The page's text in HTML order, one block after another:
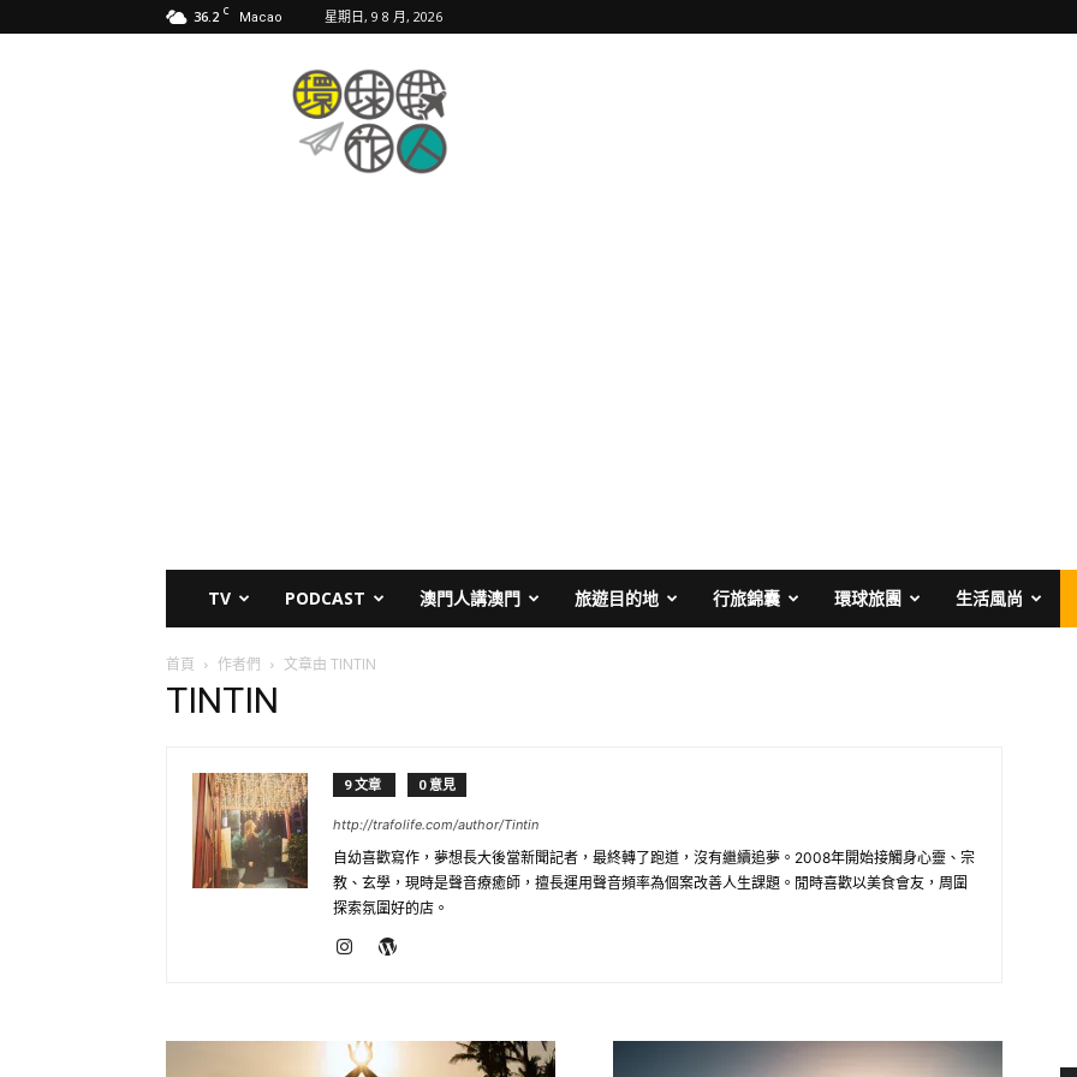
36.2 C Macao 星期日, 9 8 月, 2026
TV PODCAST 澳門人講澳門 旅遊目的地 行旅錦囊 環球旅團 生活風尚
首頁 作者們 文章由 TINTIN
TINTIN
9 文章 0 意見
http://trafolife.com/author/Tintin
自幼喜歡寫作，夢想長大後當新聞記者，最終轉了跑道，沒有繼續追夢。2008年開始接觸身心靈、宗
教、玄學，現時是聲音療癒師，擅長運用聲音頻率為個案改善人生課題。閒時喜歡以美食會友，周圍
探索氛圍好的店。